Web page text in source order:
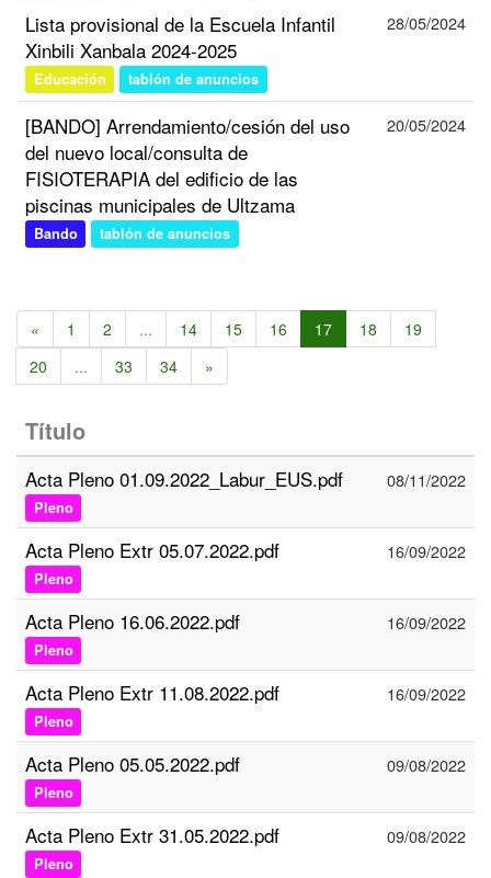
Lista provisional de la Escuela Infantil
Xinbili Xanbala 2024-2025
Educación tablón de anuncios
28/05/2024
[BANDO] Arrendamiento/cesión del uso
del nuevo local/consulta de
FISIOTERAPIA del edificio de las
piscinas municipales de Ultzama
Bando tablón de anuncios
20/05/2024
« 1 2 ... 14 15 16 17 18
19
20
... 33 34 »
Título
Acta Pleno 01.09.2022_Labur_EUS.pdf
Pleno
08/11/2022
Acta Pleno Extr 05.07.2022.pdf
Pleno
16/09/2022
Acta Pleno 16.06.2022.pdf
Pleno
16/09/2022
Acta Pleno Extr 11.08.2022.pdf
Pleno
16/09/2022
Acta Pleno 05.05.2022.pdf
Pleno
09/08/2022
Acta Pleno Extr 31.05.2022.pdf
Pleno
09/08/2022